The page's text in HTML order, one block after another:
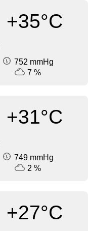
+35°C
752 mmHg
7 %
+31°C
749 mmHg
2 %
+27°C